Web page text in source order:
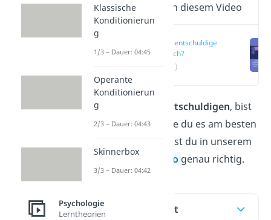
Wichtige Inhalte in diesem Video
Wann entschuldige
ich mich?
(00:11)
Du möchtest dich entschuldigen, bist
dir aber unsicher, wie du es am besten
formulierst? Dann bist du in unserem
Beitrag und im
Video genau richtig.
Inhaltsübersicht
Klassische
Konditionierun
g
1/3 – Dauer: 04:45
Operante
Konditionierun
g
2/3 – Dauer: 04:43
Skinnerbox
3/3 – Dauer: 04:42
Psychologie
Lerntheorien